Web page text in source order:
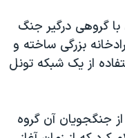
با گروهی درگیر جنگ
بزرگی ساخته و
از یک شبکه تونل
جنگجویان آن گروه